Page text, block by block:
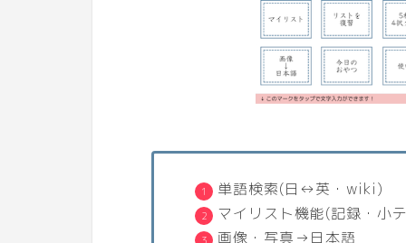
単語検索(日↔英・wiki)
マイリスト機能(記録・小
画像・写真→日本語